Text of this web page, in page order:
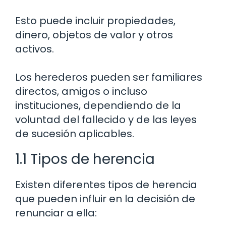
Esto puede incluir propiedades,
dinero, objetos de valor y otros
activos.
Los herederos pueden ser familiares
directos, amigos o incluso
instituciones, dependiendo de la
voluntad del fallecido y de las leyes
de sucesión aplicables.
1.1 Tipos de herencia
Existen diferentes tipos de herencia
que pueden influir en la decisión de
renunciar a ella: